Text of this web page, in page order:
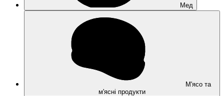
Мед
М'ясо та
м'ясні продукти